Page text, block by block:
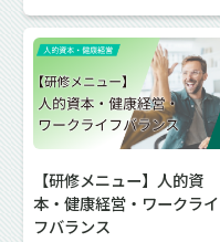
【研修メニュー】人的資
本・健康経営・ワークライ
フバランス